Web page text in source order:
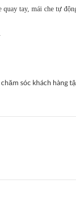
tay, mái che tự
sóc khách hàng